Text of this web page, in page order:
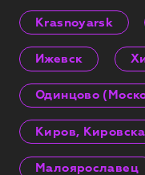
Krasnoyarsk
Ижевск
Одинцово
Киров,
Малоярославец